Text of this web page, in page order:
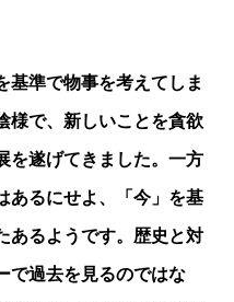
基準で物事を考えてしま
様で、新しいことを貪欲
を遂げてきました。一方
あるにせよ、「今」を基
あるようです。歴史と対
で過去を見るのではな